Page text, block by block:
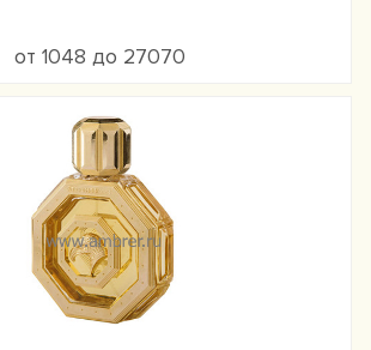
от 1048 до 27070